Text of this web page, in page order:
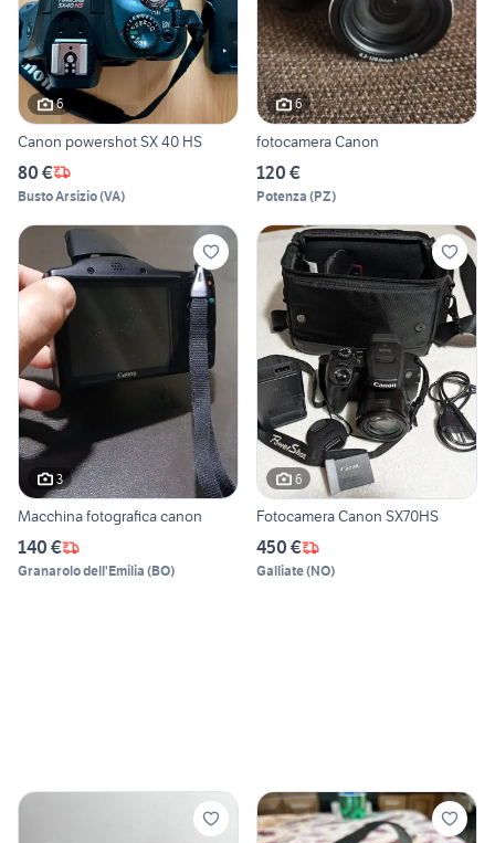
6
Canon powershot SX 40 HS
80 €
Busto Arsizio(VA)
6
fotocamera Canon
120 €
Potenza (PZ)
3
Macchina fotografica canon
140 €
Granarolo dell'Emilia (BO)
6
Fotocamera Canon SX70HS
450 €
Galliate(NO)